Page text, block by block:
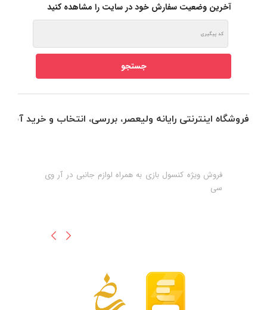
آخرین وضعیت سفارش خود در سایت را مشاهده کنید
فروشگاه اینترنتی رایانه ولیعصر، بررسی، انتخاب و خرید
فروش ویژه کنسول بازی به همراه لوازم جانبی در آر وی
سی